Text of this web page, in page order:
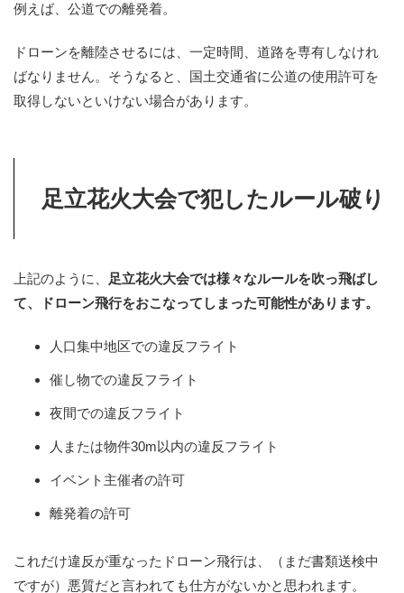
例えば、公道での離発着。
ドローンを離陸させるには、一定時間、道路を専有しなけれ
ばなりません。そうなると、国土交通省に公道の使用許可を
取得しないといけない場合があります。
足立花火大会で犯したルール破り
上記のように、
足立花火大会では様々なルールを吹っ飛ばし
て、ドローン飛行をおこなってしまった可能性があります。
人口集中地区での違反フライト
催し物での違反フライト
夜間での違反フライト
人または物件30m以内の違反フライト
イベント主催者の許可
離発着の許可
これだけ違反が重なったドローン飛行は、（まだ書類送検中
ですが）悪質だと言われても仕方がないかと思われます。